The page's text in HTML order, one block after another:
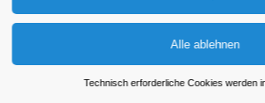
Technisch erforderliche Cookies werden